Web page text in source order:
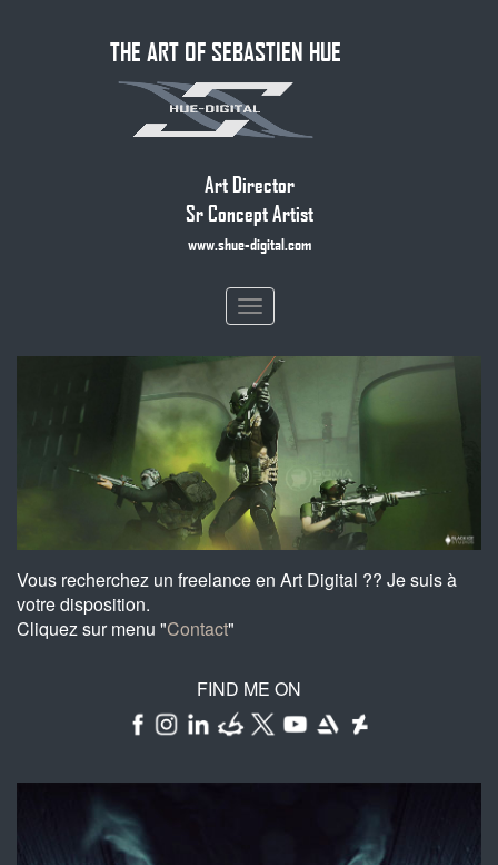
THE ART OF SEBASTIEN HUE
Art Director
Sr Concept Artist
www.shue-digital.com
Toggle
navigation
Vous recherchez un freelance en Art Digital ?? Je suis à
votre disposition.
Cliquez sur menu "Contact"
FIND ME ON